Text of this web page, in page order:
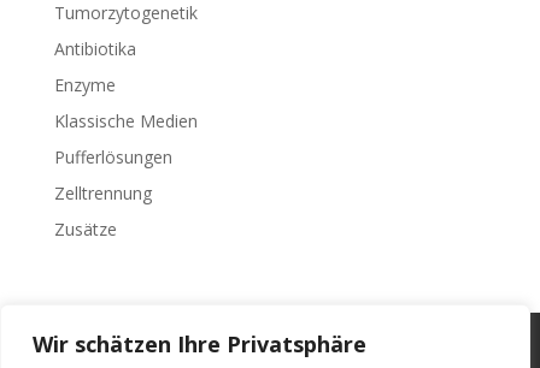
Wir schätzen Ihre Privatsphäre
Tumorzytogenetik
Antibiotika
Enzyme
Klassische Medien
Pufferlösungen
Zelltrennung
Zusätze
PRIVATSPHÄRE UND DATENSCHUTZERKLÄRUNG